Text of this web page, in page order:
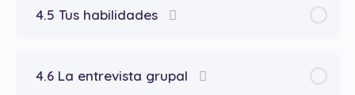
4.5 Tus habilidades
4.6 La entrevista grupal